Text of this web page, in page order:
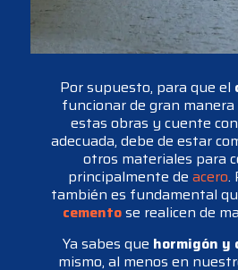
Por supuesto, para que el
funcionar de gran manera
estas obras y cuente
adecuada, debe de estar
otros materiales para
principalmente deacero.
también es fundamental
cementose realicen de
Ya sabes que hormigón y
mismo, al menos en